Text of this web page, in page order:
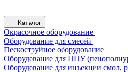
Каталог
Окрасочное оборудование
Оборудование для смесей
Пескоструйное оборудование
Оборудование для ППУ
Оборудование для инъекции смол,